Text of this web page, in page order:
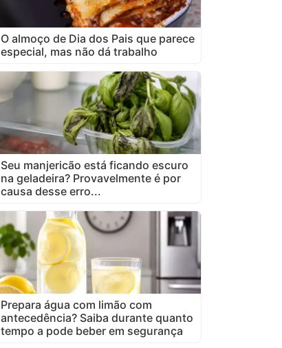
O almoço de Dia dos Pais que parece
especial, mas não dá trabalho
Seu manjericão está ficando escuro
na geladeira? Provavelmente é por
causa desse erro...
Prepara água com limão com
antecedência? Saiba durante quanto
tempo a pode beber em segurança